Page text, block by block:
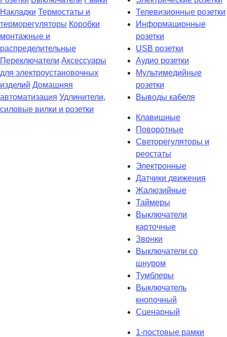
Накладки Термостаты и
терморегуляторы Коробки
монтажные и
распределительные
Переключатели Аксессуары
для электроустановочных
изделий Домашняя
автоматизация Удлинители,
силовые вилки и розетки
Телевизионные розетки
Информационные
розетки
USB розетки
Аудио розетки
Мультимедийные
розетки
Выводы кабеля
Клавишные
Поворотные
Светорегуляторы и
реостаты
Электронные
Датчики движения
Жалюзийные
Таймеры
Выключатели
карточные
Звонки
Выключатели со
шнуром
Тумблеры
Выключатель
кнопочный
Сценарный
1-постовые рамки